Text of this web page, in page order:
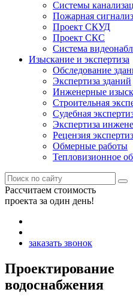
Системы
Пожарная
Проект СКУД
Проект СКС
Система
Изыскание и экспертиза
Обследование
Экспертиза зданий
Инженерные
Строительная
Судебная
Экспертиза
Рецензия
Обмерные работы
Тепловизионное
Рассчитаем стоимость
проекта за один день!
заказать звонок
водоснабжения